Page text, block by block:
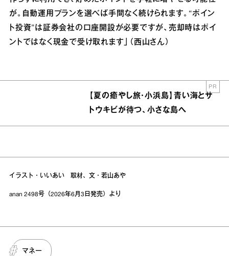
が。自動運用プランを選べば手間なく続けられます。“ポイン
ト投資”は証券会社の口座開設が必要ですが、売却時はポイ
ントではなく現金で受け取れます」（西山さん）
【夏の癒やし旅・小浜島】青い海とサ
トウキビが待つ、小さな島へ
PR
イラスト・いいあい 取材、文・若山あや
anan 2498号（2026年6月3日発売）より
マネー